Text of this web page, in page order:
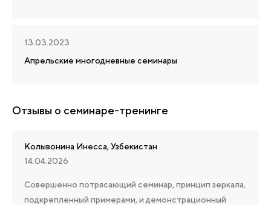
13.03.2023
Апрельские многодневные семинары
Отзывы о семинаре-тренинге
Колывонина Инесса, Узбекистан
14.04.2026
Совершенно потрясающий семинар, принцип зеркала,
подкрепленный примерами, и демонстрационный